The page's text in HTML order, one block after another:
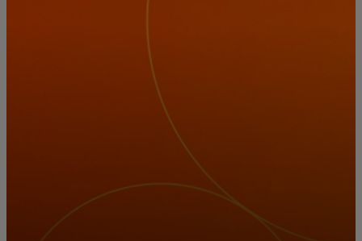
Pour les innovateurs
Actualités et tendances